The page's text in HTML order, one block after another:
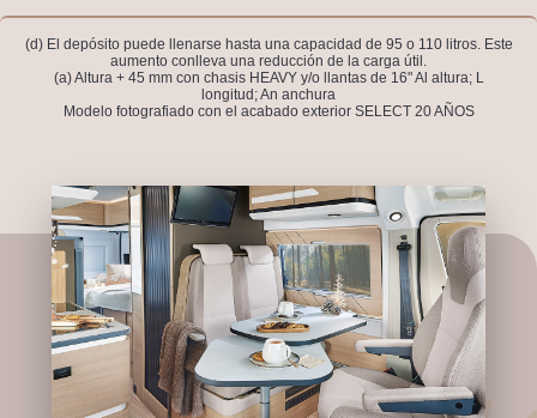
(d) El depósito puede llenarse hasta una capacidad de 95 o 110 litros. Este
aumento conlleva una reducción de la carga útil.
(a) Altura + 45 mm con chasis HEAVY y/o llantas de 16" Al altura; L
longitud; An anchura
Modelo fotografiado con el acabado exterior SELECT 20 AÑOS